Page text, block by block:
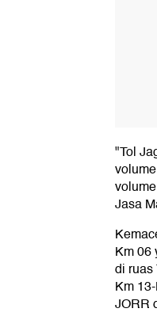
"Tol
Jasa
Km 06
di ruas
Km
JORR